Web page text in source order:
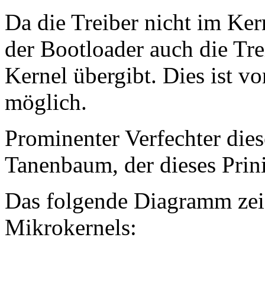
Da die Treiber nicht im
der Bootloader auch die
Kernel übergibt. Dies ist
möglich.
Prominenter Verfechter
Tanenbaum, der dieses
Das folgende Diagramm
Mikrokernels: